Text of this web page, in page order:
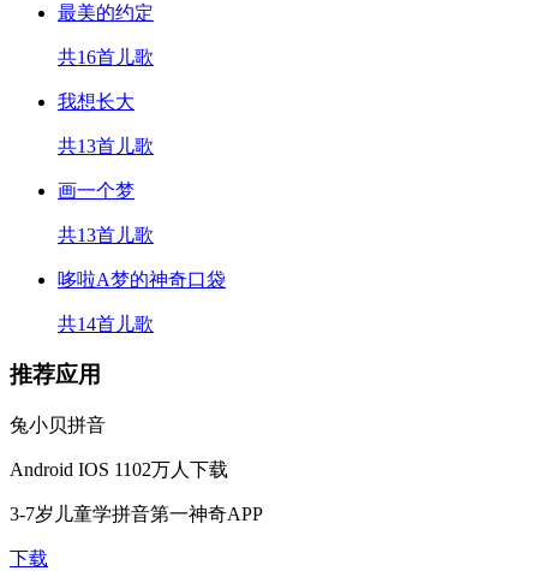
最美的约定
共16首儿歌
我想长大
共13首儿歌
画一个梦
共13首儿歌
哆啦A梦的神奇口袋
共14首儿歌
推荐应用
兔小贝拼音
Android IOS 1102万人下载
3-7岁儿童学拼音第一神奇APP
下载